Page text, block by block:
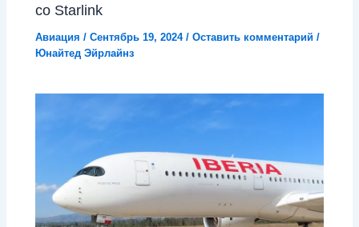
со Starlink
Авиация /Сентябрь 19, 2024/Оставить комментарий /
Юнайтед Эйрлайнз